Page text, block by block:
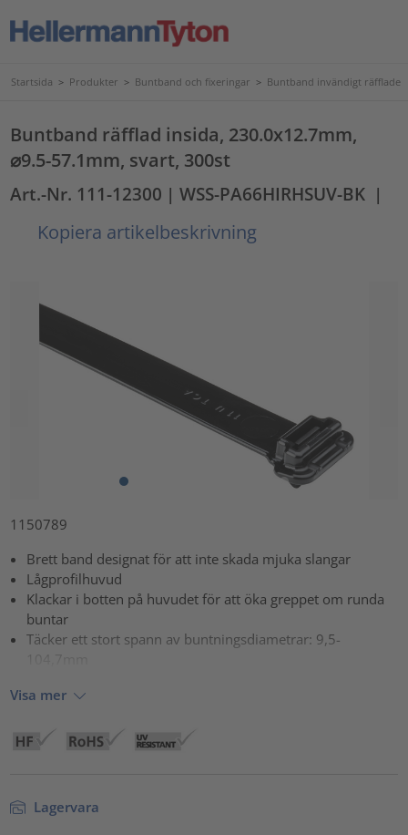
Startsida > Produkter > Buntband och fixeringar > Buntband invändigt räfflade
Buntband räfflad insida, 230.0x12.7mm,
⌀9.5-57.1mm, svart, 300st
Art.-Nr. 111-12300 | WSS-PA66HIRHSUV-BK |
Kopiera artikelbeskrivning
1150789
Brett band designat för att inte skada mjuka slangar
Lågprofilhuvud
Klackar i botten på huvudet för att öka greppet om runda
buntar
Täcker ett stort spann av buntningsdiametrar: 9,5-
Visa mer
Lagervara